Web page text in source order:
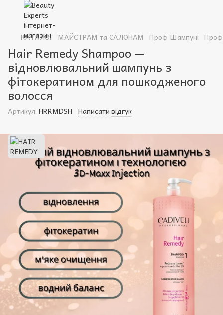
КАТАЛОГ МАЙСТРАМ та САЛОНАМ Проф Шампуні Проф
Hair Remedy Shampoo —
відновлювальний шампунь з
фітокератином для пошкодженого
волосся
Артикул: HRRMDSH Написати відгук